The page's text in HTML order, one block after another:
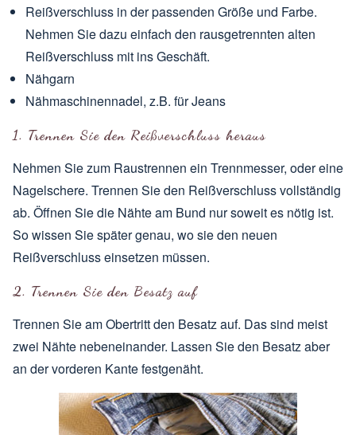
Reißverschluss in der passenden Größe und Farbe.
Nehmen Sie dazu einfach den rausgetrennten alten
Reißverschluss mit ins Geschäft.
Nähgarn
Nähmaschinennadel, z.B. für Jeans
1. Trennen Sie den Reißverschluss heraus
Nehmen Sie zum Raustrennen ein Trennmesser, oder eine
Nagelschere. Trennen Sie den Reißverschluss vollständig
ab. Öffnen Sie die Nähte am Bund nur soweit es nötig ist.
So wissen Sie später genau, wo sie den neuen
Reißverschluss einsetzen müssen.
2. Trennen Sie den Besatz auf
Trennen Sie am Obertritt den Besatz auf. Das sind meist
zwei Nähte nebeneinander. Lassen Sie den Besatz aber
an der vorderen Kante festgenäht.